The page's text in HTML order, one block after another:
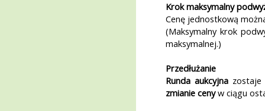
Krok maksymalny
Cenę jednostkową
(Maksymalny krok
maksymalnej.)
Przedłużanie
Runda aukcyjnazostaje
zmianie cenyw ciągu